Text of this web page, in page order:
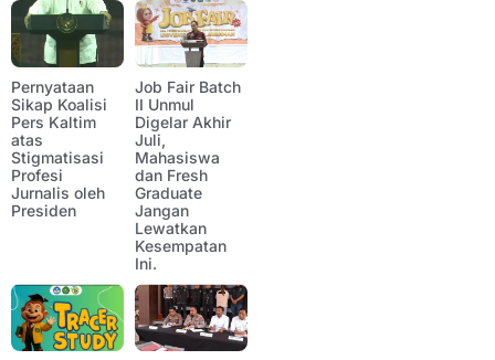
Pernyataan
Sikap Koalisi
Pers Kaltim
atas
Stigmatisasi
Profesi
Jurnalis oleh
Presiden
Job Fair Batch
II Unmul
Digelar Akhir
Juli,
Mahasiswa
dan Fresh
Graduate
Jangan
Lewatkan
Kesempatan
Ini.